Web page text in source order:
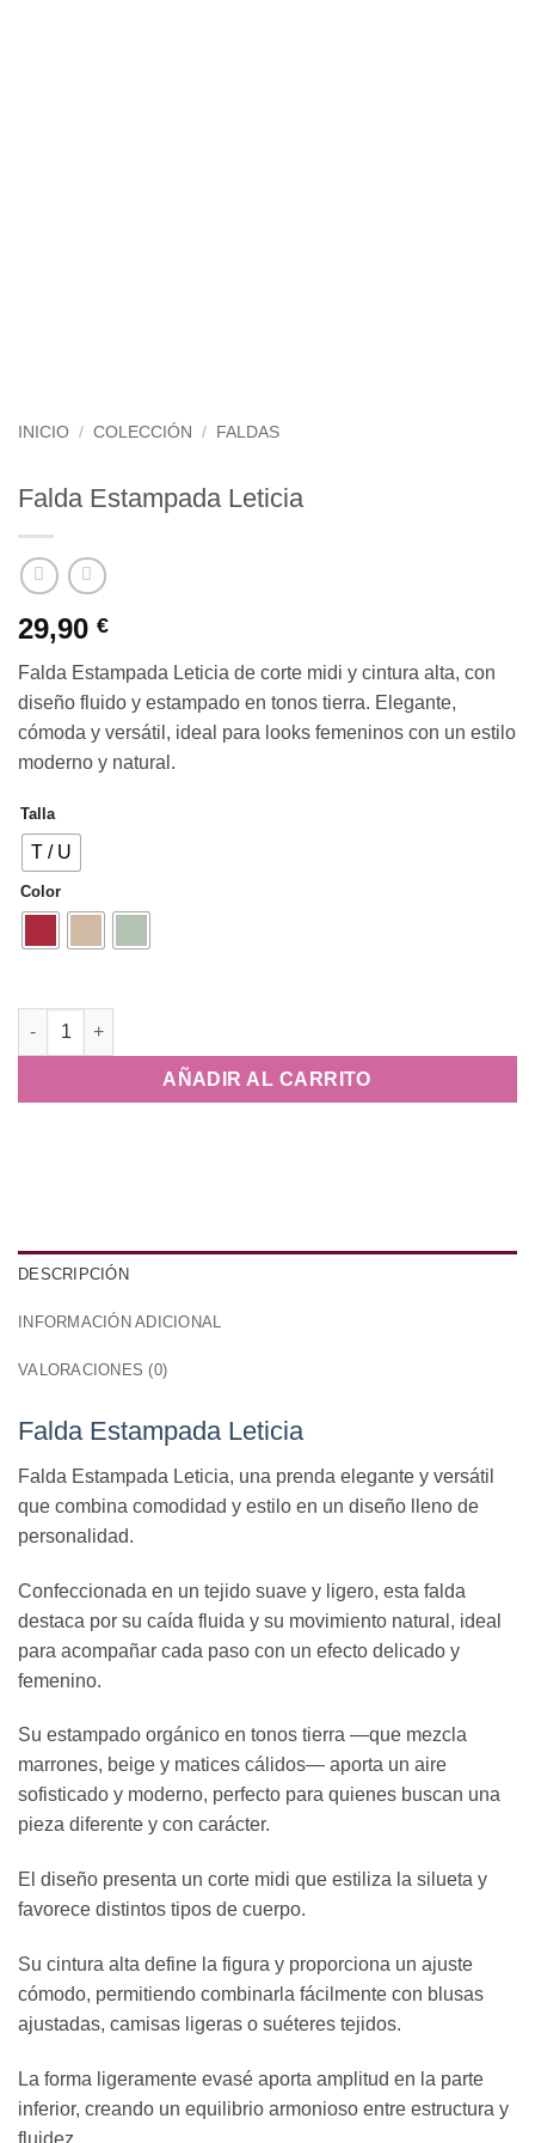
INICIO / COLECCIÓN / FALDAS
Falda Estampada Leticia
29,90 €
Falda Estampada Leticia de corte midi y cintura alta, con
diseño fluido y estampado en tonos tierra. Elegante,
cómoda y versátil, ideal para looks femeninos con un estilo
moderno y natural.
Talla
T / U
Color
Falda Estampada Leticia cantidad
AÑADIR AL CARRITO
DESCRIPCIÓN
INFORMACIÓN ADICIONAL
VALORACIONES (0)
Falda Estampada Leticia
Falda Estampada Leticia, una prenda elegante y versátil
que combina comodidad y estilo en un diseño lleno de
personalidad.
Confeccionada en un tejido suave y ligero, esta falda
destaca por su caída fluida y su movimiento natural, ideal
para acompañar cada paso con un efecto delicado y
femenino.
Su estampado orgánico en tonos tierra —que mezcla
marrones, beige y matices cálidos— aporta un aire
sofisticado y moderno, perfecto para quienes buscan una
pieza diferente y con carácter.
El diseño presenta un corte midi que estiliza la silueta y
favorece distintos tipos de cuerpo.
Su cintura alta define la figura y proporciona un ajuste
cómodo, permitiendo combinarla fácilmente con blusas
ajustadas, camisas ligeras o suéteres tejidos.
La forma ligeramente evasé aporta amplitud en la parte
inferior, creando un equilibrio armonioso entre estructura y
fluidez.